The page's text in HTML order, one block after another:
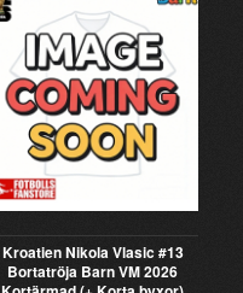
Kroatien Nikola Vlasic #13
Bortatröja Barn VM 2026